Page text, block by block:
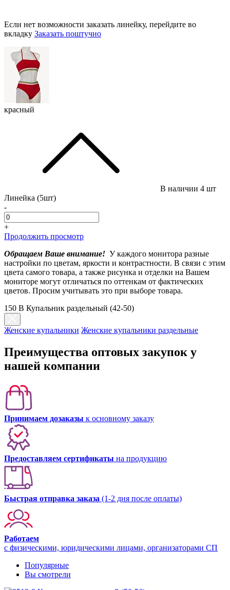
Если нет возможности заказать линейку, перейдите во
вкладку Заказать поштучно
красный
В наличии 4 шт
Линейка (5шт)
-
+
Продолжить просмотр
Обращаем Ваше внимание! У каждого монитора разные
настройки по цветам, яркости и контрастности. В связи с этим
цвета самого товара, а также рисунка и отделки на Вашем
мониторе могут отличаться по оттенкам от фактических
цветов. Просим учитывать это при выборе товара.
150 B Купальник раздельный (42-50)
Женские купальники Женские купальники раздельные
Преимущества оптовых закупок у
нашей компании
Принимаем дозаказы к основному заказу
Предоставляем сертификаты на продукцию
Быстрая отправка заказа (1-2 дня после оплаты)
Работаем
с физическими, юридическими лицами, организаторами СП
Популярные
Вы смотрели